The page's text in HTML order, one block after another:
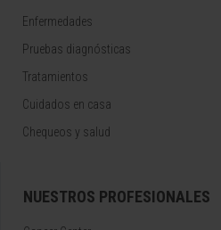
Enfermedades
Pruebas diagnósticas
Tratamientos
Cuidados en casa
Chequeos y salud
NUESTROS PROFESIONALES